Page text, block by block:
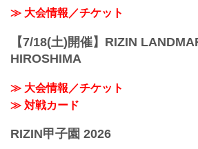
≫ 大会情報／チケット
【7/18(土)開催】RIZIN
HIROSHIMA
≫ 大会情報／チケット
≫ 対戦カード
RIZIN甲子園 2026